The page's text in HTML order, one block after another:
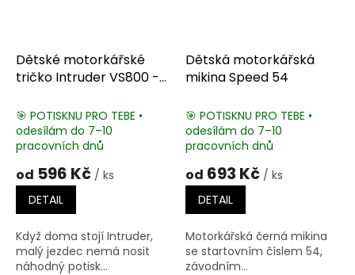
Dětské motorkářské
tričko Intruder VS800 -
🎯 POTISKNU PRO TEBE •
odesílám do 7–10
pracovních dnů
od 596 Kč / ks
DETAIL
Když doma stojí Intruder,
malý jezdec nemá nosit
náhodný potisk...
Dětská motorkářská
mikina Speed 54
🎯 POTISKNU PRO TEBE •
odesílám do 7–10
pracovních dnů
od 693 Kč / ks
DETAIL
Motorkářská černá mikina
se startovním číslem 54,
závodním...